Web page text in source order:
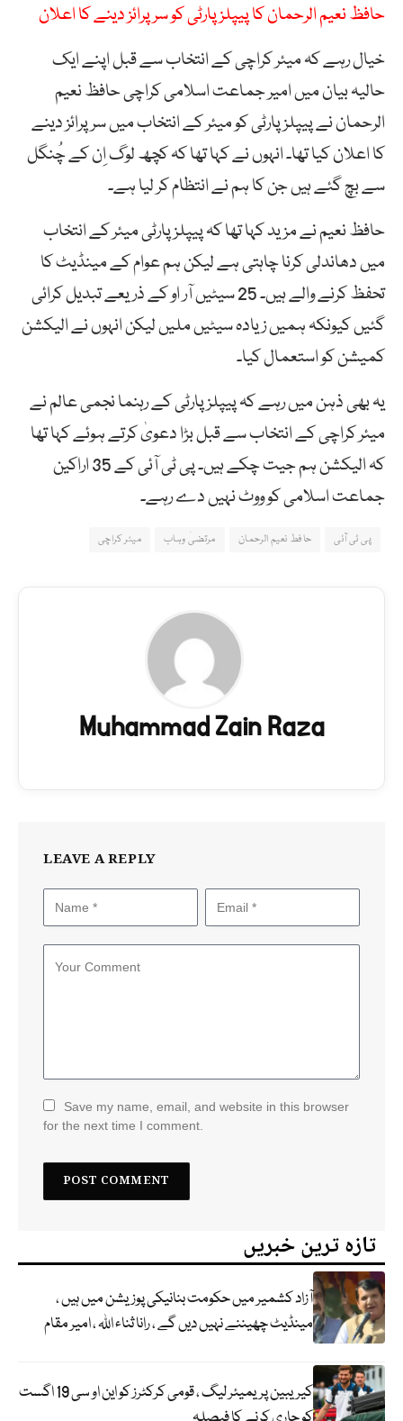
حافظ نعیم الرحمان کا پیپلزپارٹی کو سرپرائز دینے کا اعلان
خیال رہے کہ میئر کراچی کے انتخاب سے قبل اپنے ایک
حالیہ بیان میں امیر جماعت اسلامی کراچی حافظ نعیم
الرحمان نے پیپلز پارٹی کو میئر کے انتخاب میں سرپرائز دینے
کا اعلان کیا تھا۔ انہوں نے کہا تھا کہ کچھ لوگ اِن کے چُنگل
سے بچ گئے ہیں جن کا ہم نے انتظام کر لیا ہے۔
حافظ نعیم نے مزید کہا تھا کہ پیپلز پارٹی میئر کے انتخاب
میں دھاندلی کرنا چاہتی ہے لیکن ہم عوام کے مینڈیٹ کا
تحفظ کرنے والے ہیں۔ 25 سیٹیں آر او کے ذریعے تبدیل کرائی
گئیں کیونکہ ہمیں زیادہ سیٹیں ملیں لیکن انہوں نے الیکشن
کمیشن کو استعمال کیا۔
یہ بھی ذہن میں رہے کہ پیپلز پارٹی کے رہنما نجمی عالم نے
میئر کراچی کے انتخاب سے قبل بڑا دعویٰ کرتے ہوئے کہا تھا
کہ الیکشن ہم جیت چکے ہیں۔ پی ٹی آئی کے 35 اراکین
جماعت اسلامی کو ووٹ نہیں دے رہے۔
پی ٹی آئی حافط نعیم الرحمان مرتضیٰ وہاب میئر کراچی
Muhammad Zain Raza
LEAVE A REPLY
Save my name, email, and website in this browser
for the next time I comment.
تازہ ترین خبریں
آزاد کشمیر میں حکومت بنانیکی پوزیشن میں ہیں ،
مینڈیٹ چھیننے نہیں دیں گے ، رانا ثناء اللہ ، امیر مقام
کیریبین پریمیئر لیگ ، قومی کرکٹرز کو این او سی 19 اگست